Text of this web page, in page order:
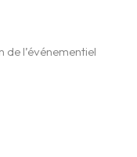
de l’événementiel